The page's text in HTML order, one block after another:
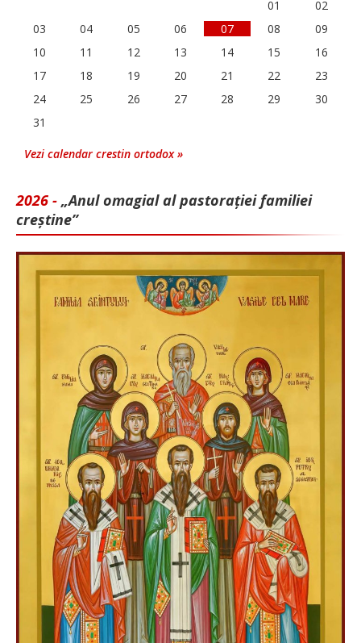
01
02
03
04 05 06 07 08
09
10
11 12 13 14 15
16
17
18 19 20 21 22
23
24
25 26 27 28 29
30
31
Vezi calendar crestin ortodox »
2026 - „Anul omagial al pastorației familiei
creștine”